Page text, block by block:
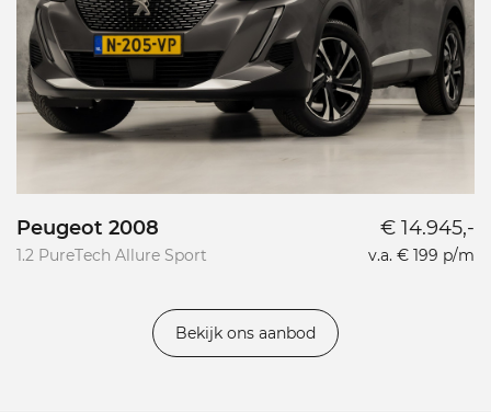
Peugeot 2008
1.2 PureTech Allure Sport
€ 14.945,-
v.a. € 199 p/m
Bekijk ons aanbod